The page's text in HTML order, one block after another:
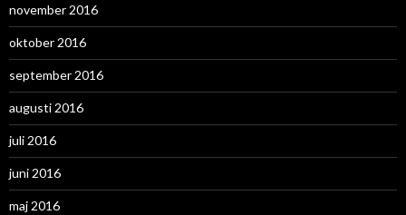
november 2016
oktober 2016
september 2016
augusti 2016
juli 2016
juni 2016
maj 2016